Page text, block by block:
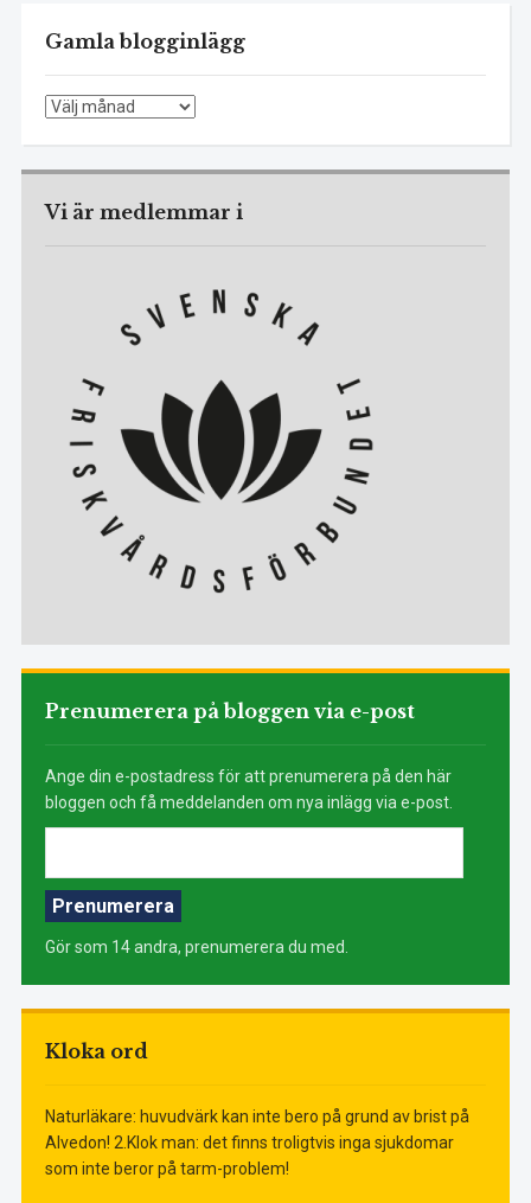
Gamla blogginlägg
Gamla
Vi är medlemmar i
Prenumerera på bloggen via e-post
Ange din e-postadress för att prenumerera på den här
bloggen och få meddelanden om nya inlägg via e-post.
Prenumerera
Gör som 14 andra, prenumerera du med.
Kloka ord
Naturläkare: huvudvärk kan inte bero på grund av brist på
Alvedon! 2.Klok man: det finns troligtvis inga sjukdomar
som inte beror på tarm-problem!